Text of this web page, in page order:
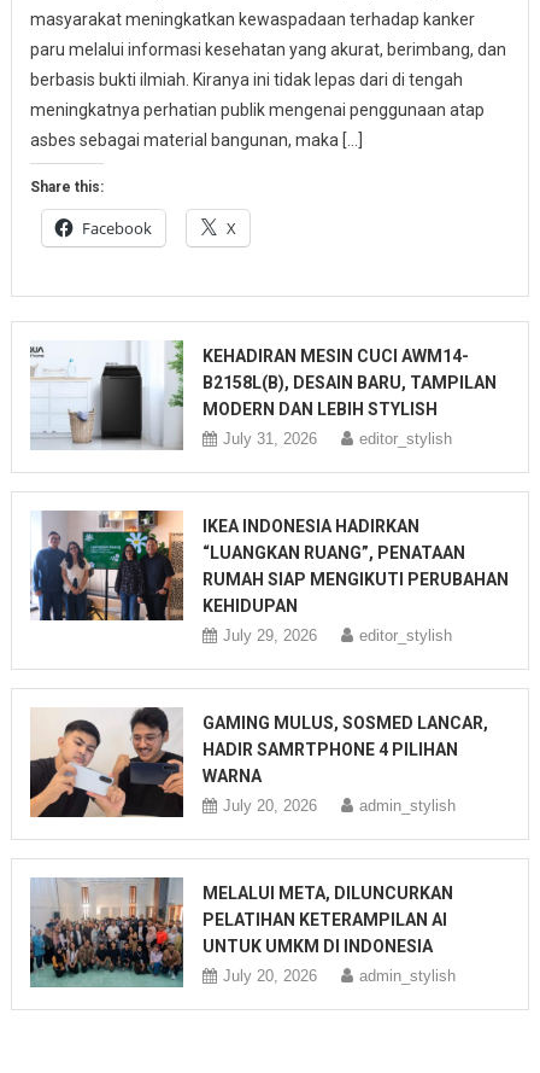
masyarakat meningkatkan kewaspadaan terhadap kanker
paru melalui informasi kesehatan yang akurat, berimbang, dan
berbasis bukti ilmiah. Kiranya ini tidak lepas dari di tengah
meningkatnya perhatian publik mengenai penggunaan atap
asbes sebagai material bangunan, maka […]
Share this:
Facebook X
KEHADIRAN MESIN CUCI AWM14-
B2158L(B), DESAIN BARU, TAMPILAN
MODERN DAN LEBIH STYLISH
July 31, 2026 editor_stylish
IKEA INDONESIA HADIRKAN
“LUANGKAN RUANG”, PENATAAN
RUMAH SIAP MENGIKUTI PERUBAHAN
KEHIDUPAN
July 29, 2026 editor_stylish
GAMING MULUS, SOSMED LANCAR,
HADIR SAMRTPHONE 4 PILIHAN
WARNA
July 20, 2026 admin_stylish
MELALUI META, DILUNCURKAN
PELATIHAN KETERAMPILAN AI
UNTUK UMKM DI INDONESIA
July 20, 2026 admin_stylish